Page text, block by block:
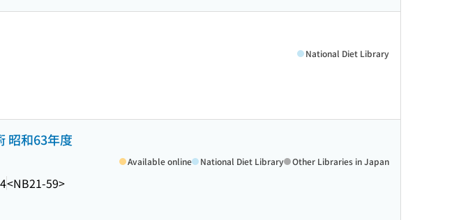
National Diet Library
昭和63年度
<NB21-59>
Available online National Diet Library Other Libraries in Japan